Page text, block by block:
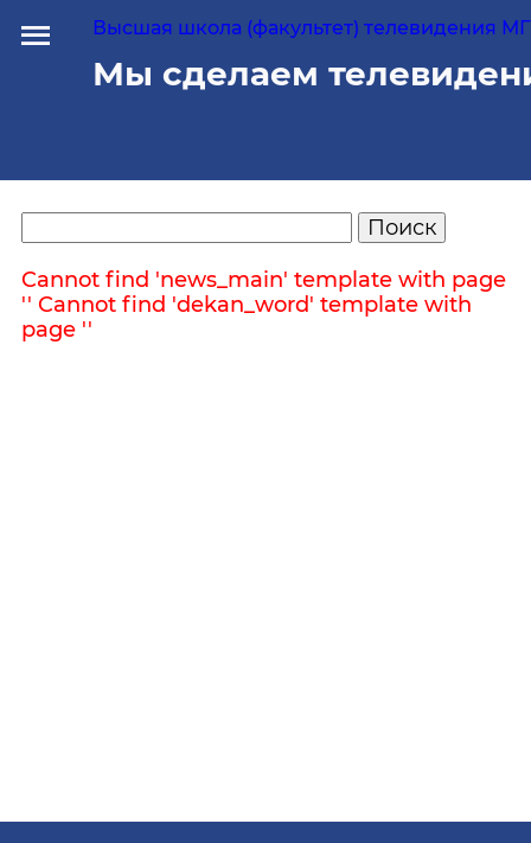
Высшая школа (факультет) телевидения
Мы сделаем
Cannot find 'news_main' template with page
'' Cannot find 'dekan_word' template with
page ''